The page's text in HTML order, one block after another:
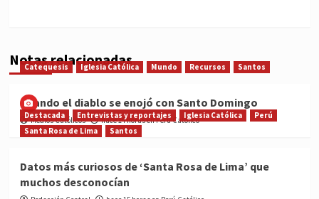
Notas relacionadas
Catequesis Iglesia Católica Mundo Recursos Santos
Cuando el diablo se enojó con Santo Domingo
Medios Católicos hace 14 horas en Perú Católico
Destacada Entrevistas y reportajes Iglesia Católica
Perú
Santa Rosa de Lima
Santos
Datos más curiosos de ‘Santa Rosa de Lima’ que
muchos desconocían